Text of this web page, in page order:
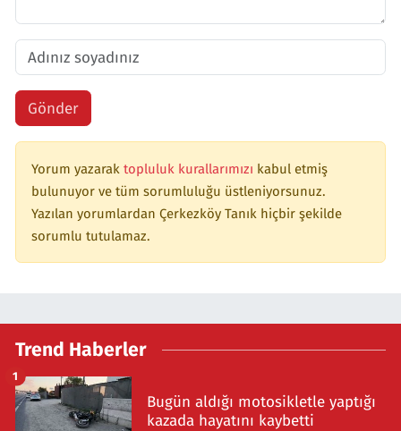
Gönder
Yorum yazarak topluluk kurallarımızı kabul etmiş
bulunuyor ve tüm sorumluluğu üstleniyorsunuz.
Yazılan yorumlardan Çerkezköy Tanık hiçbir şekilde
sorumlu tutulamaz.
Trend Haberler
Bugün aldığı motosikletle yaptığı
kazada hayatını kaybetti
1